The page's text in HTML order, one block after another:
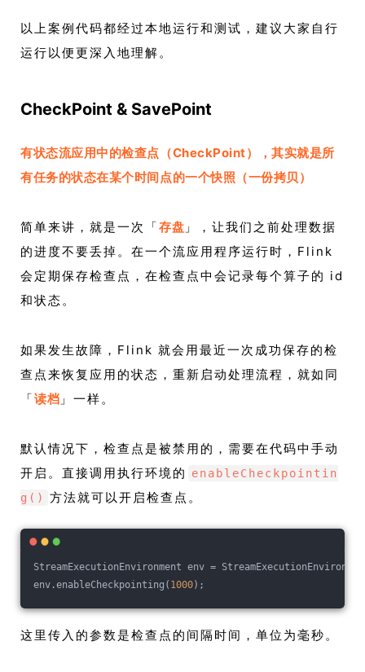
以上案例代码都经过本地运行和测试，建议大家自行
运行以便更深入地理解。
CheckPoint & SavePoint
有状态流应用中的检查点（CheckPoint），其实就是所
有任务的状态在某个时间点的一个快照（一份拷贝）
简单来讲，就是一次「存盘 」，让我们之前处理数据
的进度不要丢掉。在一个流应用程序运行时，Flink
会定期保存检查点，在检查点中会记录每个算子的 id
和状态。
如果发生故障，Flink 就会用最近一次成功保存的检
查点来恢复应用的状态，重新启动处理流程，就如同
「读档 」一样。
默认情况下，检查点是被禁用的，需要在代码中手动
开启。直接调用执行环境的
enableCheckpointin
g()
方法就可以开启检查点。
StreamExecutionEnvironment env =
env.enableCheckpointing( 1000);
这里传入的参数是检查点的间隔时间，单位为毫秒。